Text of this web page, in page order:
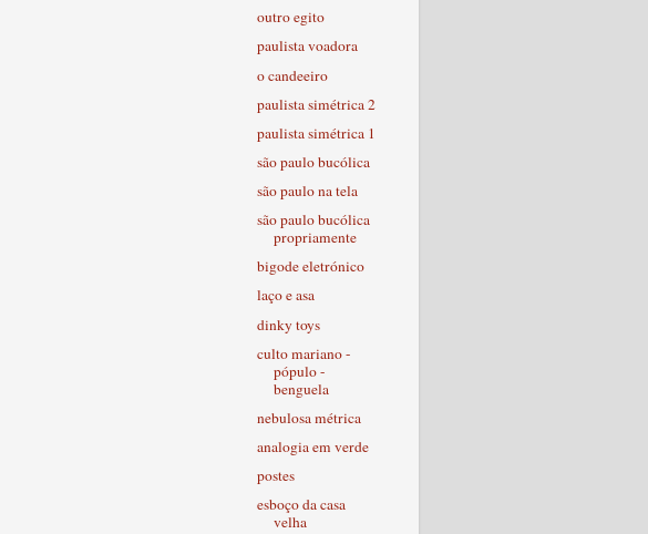
outro egito
paulista voadora
o candeeiro
paulista simétrica 2
paulista simétrica 1
são paulo bucólica
são paulo na tela
são paulo bucólica
propriamente
bigode eletrónico
laço e asa
dinky toys
culto mariano -
pópulo -
benguela
nebulosa métrica
analogia em verde
postes
esboço da casa
velha